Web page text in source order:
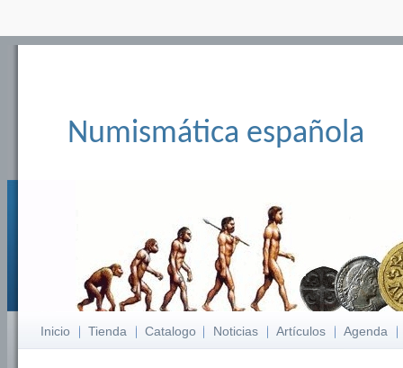
Numismática española
Inicio Tienda Catalogo Noticias Artículos Agenda